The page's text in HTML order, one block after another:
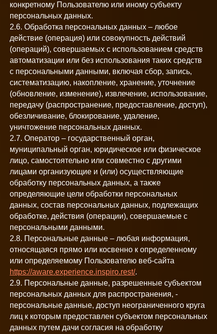
конкретному Пользователю или иному субъекту
персональных данных.
2.6. Обработка персональных данных – любое
действие (операция) или совокупность действий
(операций), совершаемых с использованием средств
автоматизации или без использования таких средств
с персональными данными, включая сбор, запись,
систематизацию, накопление, хранение, уточнение
(обновление, изменение), извлечение, использование,
передачу (распространение, предоставление, доступ),
обезличивание, блокирование, удаление,
уничтожение персональных данных.
2.7. Оператор – государственный орган,
муниципальный орган, юридическое или физическое
лицо, самостоятельно или совместно с другими
лицами организующие и (или) осуществляющие
обработку персональных данных, а также
определяющие цели обработки персональных
данных, состав персональных данных, подлежащих
обработке, действия (операции), совершаемые с
персональными данными.
2.8. Персональные данные – любая информация,
относящаяся прямо или косвенно к определенному
или определяемому Пользователю веб-сайта
https://aware.experience.inspiro.rest/.
2.9. Персональные данные, разрешенные субъектом
персональных данных для распространения, -
персональные данные, доступ неограниченного круга
лиц к которым предоставлен субъектом персональных
данных путем дачи согласия на обработку